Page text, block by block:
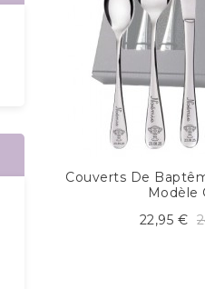
Couverts De
Modèle
22,95 €